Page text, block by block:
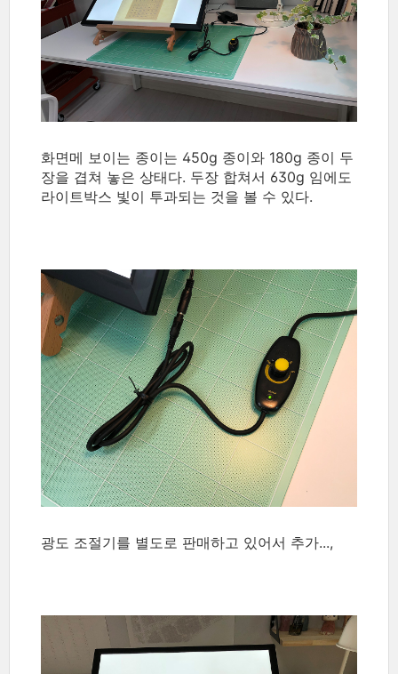
화면메 보이는 종이는 450g 종이와 180g 종이 두
장을 겹쳐 놓은 상태다. 두장 합쳐서 630g 임에도
라이트박스 빛이 투과되는 것을 볼 수 있다.
광도 조절기를 별도로 판매하고 있어서 추가...,